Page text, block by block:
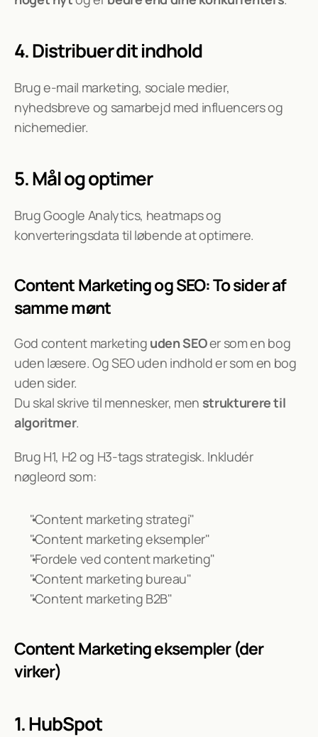
4. Distribuer dit indhold
Brug e-mail marketing, sociale medier,
nyhedsbreve og samarbejd med influencers og
nichemedier.
5. Mål og optimer
Brug Google Analytics, heatmaps og
konverteringsdata til løbende at optimere.
Content Marketing og SEO: To sider af
samme mønt
God content marketing uden SEO er som en bog
uden læsere. Og SEO uden indhold er som en bog
uden sider.
Du skal skrive til mennesker, men strukturere til
algoritmer.
Brug H1, H2 og H3-tags strategisk. Inkludér
nøgleord som:
"Content marketing strategi"
"Content marketing eksempler"
"Fordele ved content marketing"
"Content marketing bureau"
"Content marketing B2B"
Content Marketing eksempler (der
virker)
1. HubSpot